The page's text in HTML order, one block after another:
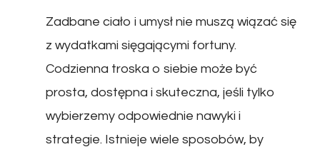
Zadbane ciało i umysł nie muszą wiązać się
z wydatkami sięgającymi fortuny.
Codzienna troska o siebie może być
prosta, dostępna i skuteczna, jeśli tylko
wybierzemy odpowiednie nawyki i
strategie. Istnieje wiele sposobów, by